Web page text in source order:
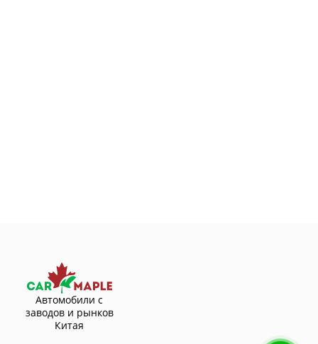
Автомобили с
заводов и рынков
Китая